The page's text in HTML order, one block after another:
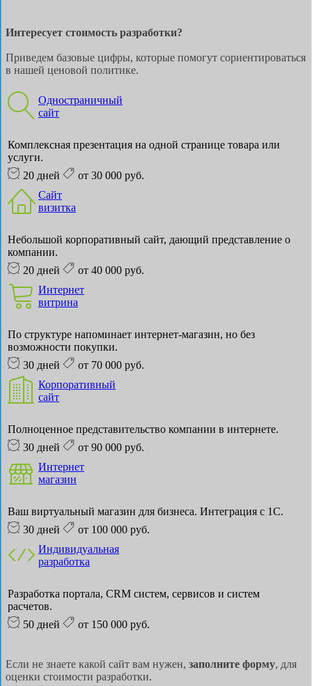
Интересует стоимость разработки?
Приведем базовые цифры, которые помогут сориентироваться
в нашей ценовой политике.
Одностраничный
сайт
Комплексная презентация на одной странице товара или
услуги.
20 дней
от 30 000 руб.
Сайт
визитка
Небольшой корпоративный сайт, дающий представление о
компании.
20 дней
от 40 000 руб.
Интернет
витрина
По структуре напоминает интернет-магазин, но без
возможности покупки.
30 дней
от 70 000 руб.
Корпоративный
сайт
Полноценное представительство компании в интернете.
30 дней
от 90 000 руб.
Интернет
магазин
Ваш виртуальный магазин для бизнеса. Интеграция с 1С.
30 дней
от 100 000 руб.
Индивидуальная
разработка
Разработка портала, CRM систем, сервисов и систем
расчетов.
50 дней
от 150 000 руб.
Если не знаете какой сайт вам нужен, заполните форму, для
оценки стоимости разработки.